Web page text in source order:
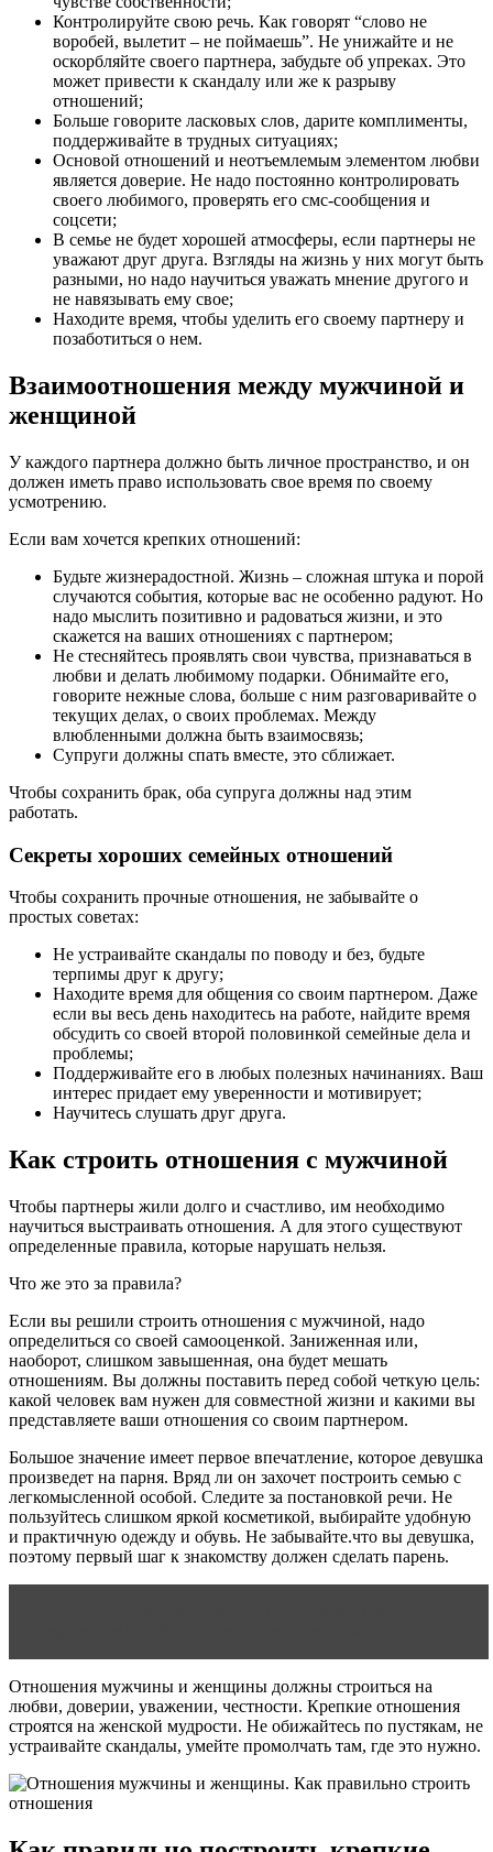
Контролируйте свою речь. Как говорят “слово не
воробей, вылетит – не поймаешь”. Не унижайте и не
оскорбляйте своего партнера, забудьте об упреках. Это
может привести к скандалу или же к разрыву
отношений;
Больше говорите ласковых слов, дарите комплименты,
поддерживайте в трудных ситуациях;
Основой отношений и неотъемлемым элементом любви
является доверие. Не надо постоянно контролировать
своего любимого, проверять его смс-сообщения и
соцсети;
В семье не будет хорошей атмосферы, если партнеры не
уважают друг друга. Взгляды на жизнь у них могут быть
разными, но надо научиться уважать мнение другого и
не навязывать ему свое;
Находите время, чтобы уделить его своему партнеру и
позаботиться о нем.
Взаимоотношения между мужчиной и
женщиной
У каждого партнера должно быть личное пространство, и он
должен иметь право использовать свое время по своему
усмотрению.
Если вам хочется крепких отношений:
Будьте жизнерадостной. Жизнь – сложная штука и порой
случаются события, которые вас не особенно радуют. Но
надо мыслить позитивно и радоваться жизни, и это
скажется на ваших отношениях с партнером;
Не стесняйтесь проявлять свои чувства, признаваться в
любви и делать любимому подарки. Обнимайте его,
говорите нежные слова, больше с ним разговаривайте о
текущих делах, о своих проблемах. Между
влюбленными должна быть взаимосвязь;
Супруги должны спать вместе, это сближает.
Чтобы сохранить брак, оба супруга должны над этим
работать.
Секреты хороших семейных отношений
Чтобы сохранить прочные отношения, не забывайте о
простых советах:
Не устраивайте скандалы по поводу и без, будьте
терпимы друг к другу;
Находите время для общения со своим партнером. Даже
если вы весь день находитесь на работе, найдите время
обсудить со своей второй половинкой семейные дела и
проблемы;
Поддерживайте его в любых полезных начинаниях. Ваш
интерес придает ему уверенности и мотивирует;
Научитесь слушать друг друга.
Как строить отношения с мужчиной
Чтобы партнеры жили долго и счастливо, им необходимо
научиться выстраивать отношения. А для этого существуют
определенные правила, которые нарушать нельзя.
Что же это за правила?
Если вы решили строить отношения с мужчиной, надо
определиться со своей самооценкой. Заниженная или,
наоборот, слишком завышенная, она будет мешать
отношениям. Вы должны поставить перед собой четкую цель:
какой человек вам нужен для совместной жизни и какими вы
представляете ваши отношения со своим партнером.
Большое значение имеет первое впечатление, которое девушка
произведет на парня. Вряд ли он захочет построить семью с
легкомысленной особой. Следите за постановкой речи. Не
пользуйтесь слишком яркой косметикой, выбирайте удобную
и практичную одежду и обувь. Не забывайте.что вы девушка,
поэтому первый шаг к знакомству должен сделать парень.
Отношения мужчины и женщины должны строиться на
любви, доверии, уважении, честности. Крепкие отношения
строятся на женской мудрости. Не обижайтесь по пустякам, не
устраивайте скандалы, умейте промолчать там, где это нужно.